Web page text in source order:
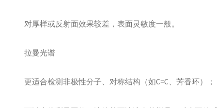
对厚样或反射面效果较差，表面灵敏度一般。
拉曼光谱
更适合检测非极性分子、对称结构（如C=C 、芳香环）；